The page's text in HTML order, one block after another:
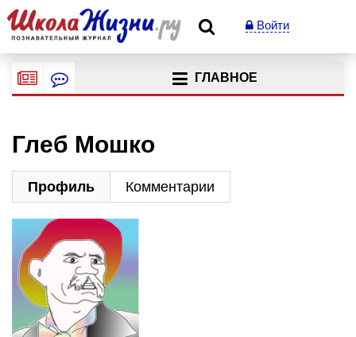
Войти
ГЛАВНОЕ
Глеб Мошко
Профиль Комментарии